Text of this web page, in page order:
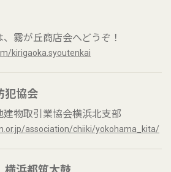
霧が丘商店会へどうぞ！
kirigaoka.syoutenkai
犯協会
建物取引業協会横浜北支部
association/chiiki/yokohama_kita/